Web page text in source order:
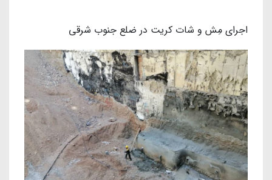
اجرای مِش و شات کریت در ضلع جنوب شرقی